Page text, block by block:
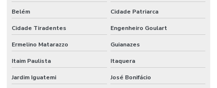
Projeto de segurança eletrônica
Projeto de segurança eletronica para condominios
Serviço de monitoramento 24 horas
Serviço de monitoramento de alarme
Belém Cidade Patriarca
Cidade Tiradentes Engenheiro Goulart
Ermelino Matarazzo Guianazes
Itaim Paulista Itaquera
Jardim Iguatemi José Bonifácio